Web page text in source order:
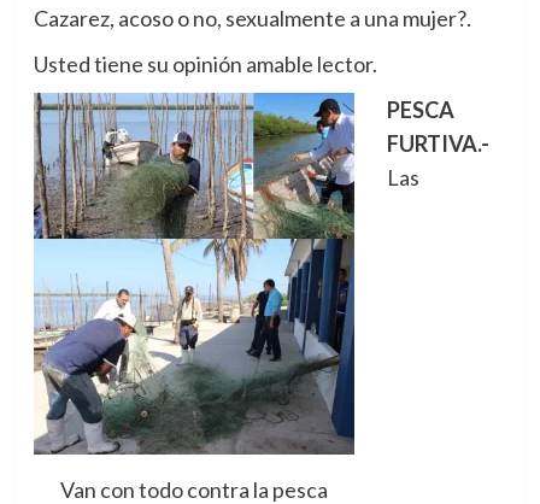
Cazarez, acoso o no, sexualmente a una mujer?.
Usted tiene su opinión amable lector.
Van con todo contra la pesca
PESCA
FURTIVA.-
Las